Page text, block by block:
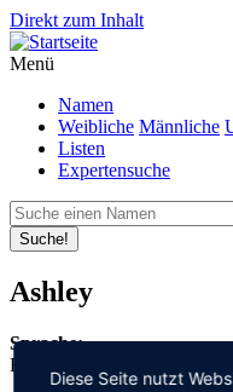
Direkt zum Inhalt
Menü
Namen
Weibliche Männliche
Listen
Expertensuche
Suche!
Ashley
Sprache:
Englisch
Diese Seite nutzt